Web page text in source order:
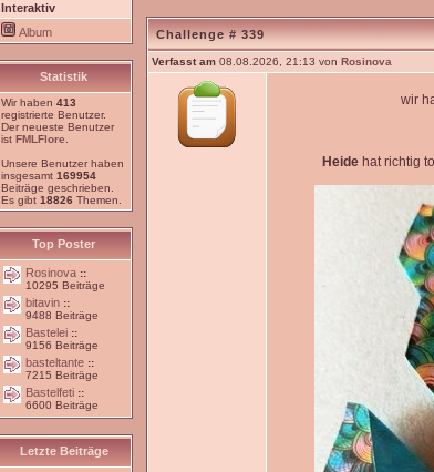
Interaktiv
Album
Statistik
Wir haben 413
registrierte Benutzer.
Der neueste Benutzer
ist FMLFlore
Unsere Benutzer haben
insgesamt 169954
Beiträge geschrieben.
Es gibt 18826 Themen.
Top Poster
Rosinova ::
10295 Beiträge
bitavin ::
9488 Beiträge
Bastelei ::
9156 Beiträge
basteltante ::
7215 Beiträge
Bastelfeti ::
6600 Beiträge
Letzte Beiträge
Challenge # 339
Verfasst am08.08.2026, 21:13 von Rosinova
wir
Heide hat richtig